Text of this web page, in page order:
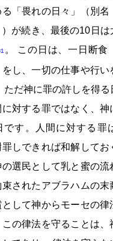
「畏れの日々」（別名
が続き、最後の10日は
。 この日は、一日断食
し、一切の仕事や行い
ただ神に罪の許しを得る
対する罪ではなく、神
です。人間に対する罪
罪しできれば和解してお
の選民として乳と蜜の流
されたアブラハムの末
として神からモーセの律
の律法を守ることは、